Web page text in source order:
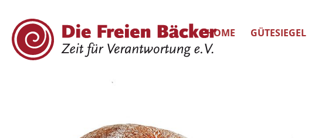
HOME GÜTESIEGEL